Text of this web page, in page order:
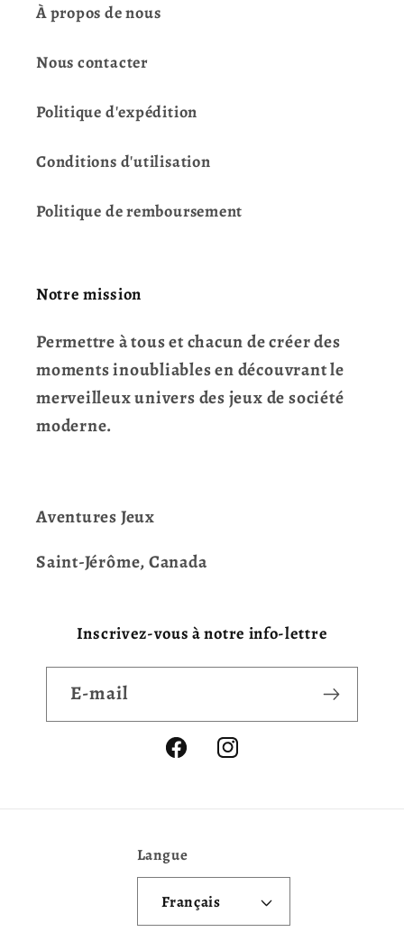
À propos de nous
Nous contacter
Politique d'expédition
Conditions d'utilisation
Politique de remboursement
Notre mission
Permettre à tous et chacun de créer des
moments inoubliables en découvrant le
merveilleux univers des jeux de société
moderne.
Aventures Jeux
Saint-Jérôme, Canada
Inscrivez-vous à notre info-lettre
E-mail
FacebookInstagram
Langue
Français